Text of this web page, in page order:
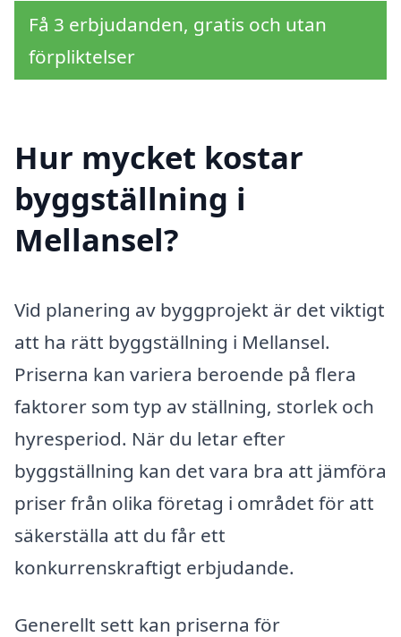
Få 3 erbjudanden, gratis och utan
förpliktelser
Hur mycket kostar
byggställning i
Mellansel?
Vid planering av byggprojekt är det viktigt
att ha rätt byggställning i Mellansel.
Priserna kan variera beroende på flera
faktorer som typ av ställning, storlek och
hyresperiod. När du letar efter
byggställning kan det vara bra att jämföra
priser från olika företag i området för att
säkerställa att du får ett
konkurrenskraftigt erbjudande.
Generellt sett kan priserna för